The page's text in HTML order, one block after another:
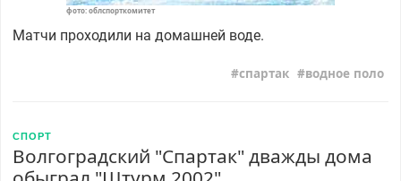
фото: облспорткомитет
Матчи проходили на домашней воде.
спартак водное поло
СПОРТ
Волгоградский "Спартак" дважды дома